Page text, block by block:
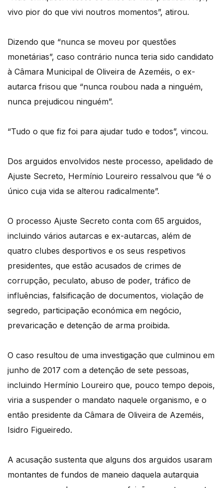
vivo pior do que vivi noutros momentos”, atirou.
Dizendo que “nunca se moveu por questões
monetárias”, caso contrário nunca teria sido candidato
à Câmara Municipal de Oliveira de Azeméis, o ex-
autarca frisou que “nunca roubou nada a ninguém,
nunca prejudicou ninguém”.
“Tudo o que fiz foi para ajudar tudo e todos”, vincou.
Dos arguidos envolvidos neste processo, apelidado de
Ajuste Secreto, Hermínio Loureiro ressalvou que “é o
único cuja vida se alterou radicalmente”.
O processo Ajuste Secreto conta com 65 arguidos,
incluindo vários autarcas e ex-autarcas, além de
quatro clubes desportivos e os seus respetivos
presidentes, que estão acusados de crimes de
corrupção, peculato, abuso de poder, tráfico de
influências, falsificação de documentos, violação de
segredo, participação económica em negócio,
prevaricação e detenção de arma proibida.
O caso resultou de uma investigação que culminou em
junho de 2017 com a detenção de sete pessoas,
incluindo Hermínio Loureiro que, pouco tempo depois,
viria a suspender o mandato naquele organismo, e o
então presidente da Câmara de Oliveira de Azeméis,
Isidro Figueiredo.
A acusação sustenta que alguns dos arguidos usaram
montantes de fundos de maneio daquela autarquia